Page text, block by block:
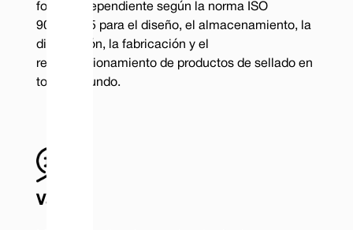
forma independiente según la norma ISO
9001:2015 para el diseño, el almacenamiento, la
distribución, la fabricación y el
reacondicionamiento de productos de sellado en
todo el mundo.
Valor